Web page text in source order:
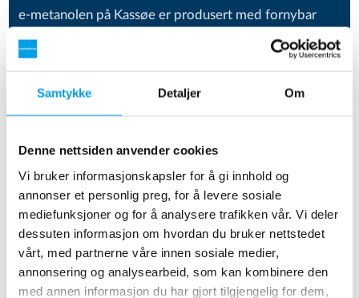
Samtykke Detaljer Om
Denne nettsiden anvender cookies
Vi bruker informasjonskapsler for å gi innhold og
annonser et personlig preg, for å levere sosiale
mediefunksjoner og for å analysere trafikken vår. Vi deler
dessuten informasjon om hvordan du bruker nettstedet
vårt, med partnerne våre innen sosiale medier,
annonsering og analysearbeid, som kan kombinere den
med annen informasjon du har gjort tilgjengelig for dem,
e-metanolen på Kassøe er produsert med fornybar
og bygget av European Energy. Solparken har en
energiforbruket til 75 000 danske husstander.
bruk av Siemens Energy. EUROWATER leverer
vannbehandlingssystemet til PEM elektrolysatoren.
A.P. Møller - Maersk, LEGO Gruppen og Novo
Nordisk er tilhengere av e-metanol - avkarboniserer
tungtransportsektoren og erstatter metanol i
plastproduksjon med et lavkarbonalternativ.